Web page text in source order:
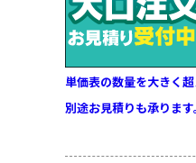
単価表の数量を大きく超
別途お見積りも承ります。